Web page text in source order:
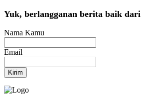
Yuk, berlangganan berita baik
Nama Kamu
Email
Kirim